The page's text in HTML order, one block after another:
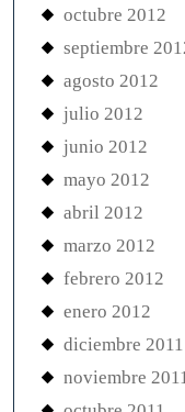
octubre 2012
septiembre
agosto 2012
julio 2012
junio 2012
mayo 2012
abril 2012
marzo 2012
febrero 2012
enero 2012
diciembre 2011
noviembre